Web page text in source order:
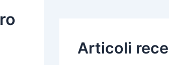
Articoli